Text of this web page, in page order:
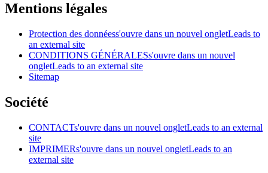
Mentions légales
Protection des donnéess'ouvre dans un nouvel ongletLeads to
an external site
CONDITIONS GÉNÉRALESs'ouvre dans un nouvel
ongletLeads to an external site
Sitemap
Société
CONTACTs'ouvre dans un nouvel ongletLeads to an external
site
IMPRIMERs'ouvre dans un nouvel ongletLeads to an
external site